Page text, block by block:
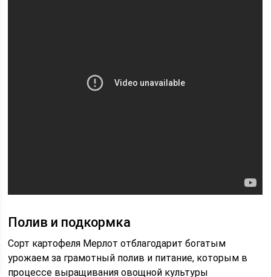
Полив и подкормка
Сорт картофеля Мерлот отблагодарит богатым
урожаем за грамотный полив и питание, которым в
процессе выращивания овощной культуры